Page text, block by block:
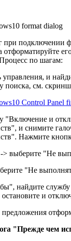
при подключении
отформатируйте
по шагам:
и
поиска, см.
"Включение и
и снимите
Нажмите
выберите "Не
"Не
найдите
и
"Прежде чем